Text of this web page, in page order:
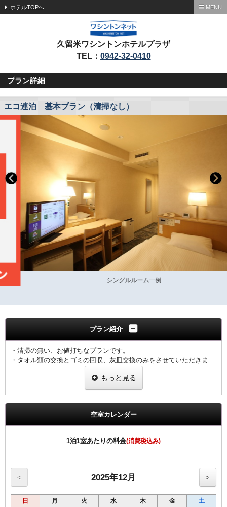
ホテルTOPへ MENU
久留米ワシントンホテルプラザ
TEL： 0942-32-0410
プラン詳細
エコ連泊 基本プラン（清掃なし）
シングルルーム一例
プラン紹介
・清掃の無い、お値打ちなプランです。
・タオル類の交換とゴミの回収、灰皿交換のみをさせていただきま
・シーツ、枕カバー、ナイトウェア、スリッパ、歯ブラシ、かみそり
2020年4月1日より福岡県宿泊税条例に伴い、ご宿泊料金に応じた宿泊
【宿泊税額：室料(税別）お1人様1泊あたり】
20,000円未満200円
もっと見る
空室カレンダー
1泊1室あたりの料金(消費税込み)
< 2025年12月 >
日 月 火 水 木 金 土